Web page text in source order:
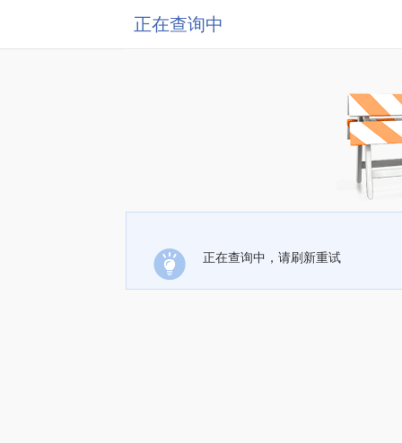
正在查询中
正在查询中，请刷新重试